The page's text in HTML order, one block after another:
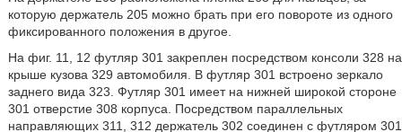
которую держатель 205 можно брать при его повороте из одного
фиксированного положения в другое.
На фиг. 11, 12 футляр 301 закреплен посредством консоли 328 на
крыше кузова 329 автомобиля. В футляр 301 встроено зеркало
заднего вида 323. Футляр 301 имеет на нижней широкой стороне
301 отверстие 308 корпуса. Посредством параллельных
направляющих 311, 312 держатель 302 соединен с футляром 301